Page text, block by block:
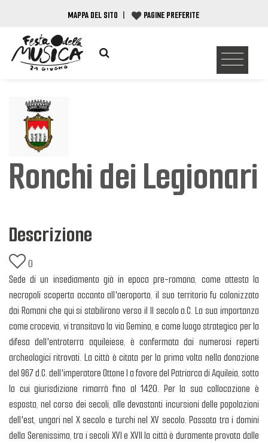
MAPPA DEL SITO | PAGINE PREFERITE
Ronchi dei Legionari
Descrizione
0
Sede di un insediamento già in epoca pre-romana, come attesta la
necropoli scoperta accanto all'aeroporto, il suo territorio fu colonizzato
dai Romani che qui si stabilirono verso il II secolo a.C. La sua importanza
come crocevia, vi transitava la via Gemina, e come luogo strategico per la
difesa dell'entroterra aquileiese, è confermata dai numerosi reperti
archeologici ritrovati. La città è citata per la prima volta nella donazione
del 967 d.C. dell'imperatore Ottone I a favore del Patriarca di Aquileia, sotto
la cui giurisdizione rimarrà fino al 1420. Per la sua collocazione è
esposta, nel corso dei secoli, alle devastanti incursioni delle popolazioni
dell'est, ungari nel X secolo e turchi nel XV secolo. Passata tra i domini
della Serenissima, tra i secoli XVI e XVII la città è duramente provata dalle